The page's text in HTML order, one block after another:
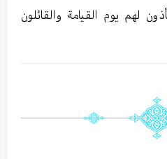
لهم يوم القيامة والقائلون